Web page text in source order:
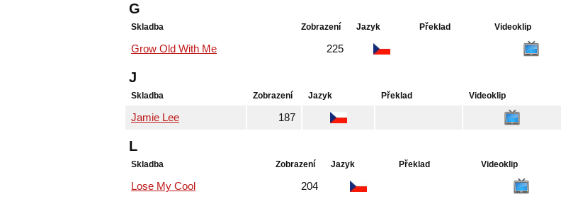
G
Skladba Zobrazení Jazyk Překlad Videoklip
Grow Old With Me 225
J
Skladba Zobrazení Jazyk Překlad Videoklip
Jamie Lee 187
L
Skladba Zobrazení Jazyk Překlad Videoklip
Lose My Cool 204